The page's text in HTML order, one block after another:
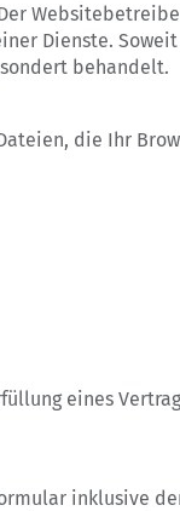
Dienste. Soweit
behandelt.
die Ihr
eines
inklusive